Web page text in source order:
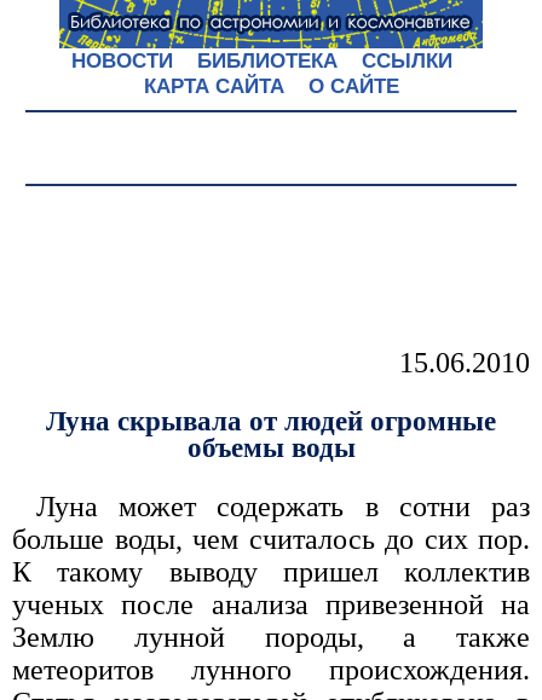
НОВОСТИ БИБЛИОТЕКА
ССЫЛКИ
КАРТА САЙТА
О САЙТЕ
15.06.2010
Луна скрывала от людей огромные
объемы воды
Луна может содержать в сотни раз
больше воды, чем считалось до сих пор.
К такому выводу пришел коллектив
ученых после анализа привезенной на
Землю лунной породы, а также
метеоритов лунного происхождения.